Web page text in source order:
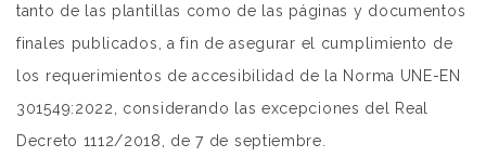
tanto de las plantillas como de las páginas y documentos
finales publicados, a fin de asegurar el cumplimiento de
los requerimientos de accesibilidad de la Norma UNE-EN
301549:2022, considerando las excepciones del Real
Decreto 1112/2018, de 7 de septiembre.